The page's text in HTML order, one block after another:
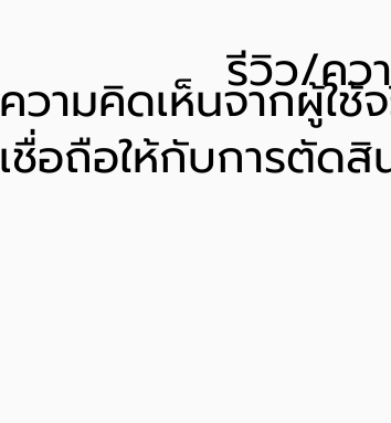
ความคิดเห็นจากผู้ใช้
เชื่อถือให้กับการตัด
รีวิว/คว